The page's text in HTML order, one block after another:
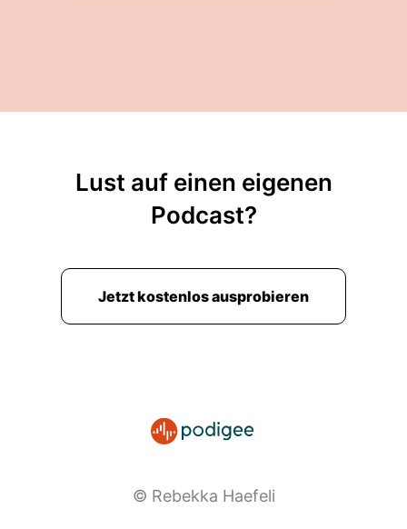
Lust auf einen eigenen
Podcast?
Jetzt kostenlos ausprobieren
© Rebekka Haefeli